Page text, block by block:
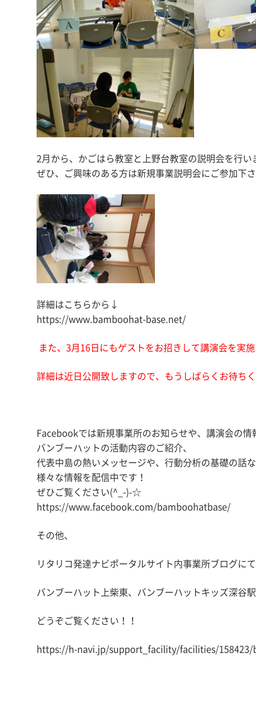
2月から、かごはら教室と上野台教室の説明会を行い
ぜひ、ご興味のある方は新規事業説明会にご参加下さ
詳細はこちらから↓
https://www.bamboohat-base.net/
また、3月16日にもゲストをお招きして講演会を実施
詳細は近日公開致しますので、もうしばらくお待ち
Facebookでは新規事業所のお知らせや、講演会の情
バンブーハットの活動内容のご紹介、
代表中島の熱いメッセージや、行動分析の基礎の話な
様々な情報を配信中です！
ぜひご覧ください(^_-)-☆
https://www.facebook.com/bamboohatbase/
その他、
リタリコ発達ナビポータルサイト内事業所ブログにて
バンブーハット上柴東、バンブーハットキッズ深谷
どうぞご覧ください！！
https://h-navi.jp/support_facility/facilities/158423/